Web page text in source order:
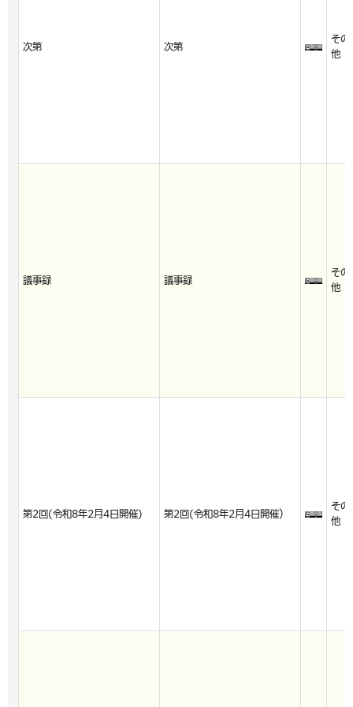
次第 次第
その
他
議事録 議事録
その
他
第2回(令和8年2月4日開催) 第2回(令和8年2月4日開催）
その
他